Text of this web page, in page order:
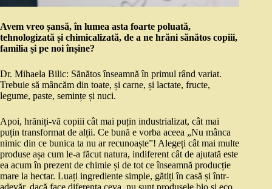
Avem vreo șansă, în lumea asta foarte poluată,
tehnologizată și chimicalizată, de a ne hrăni sănătos copiii,
familia și pe noi înșine?
Dr. Mihaela Bilic: Sănătos înseamnă în primul rând variat.
Trebuie să mâncăm din toate, și carne, și lactate, fructe,
legume, paste, semințe și nuci.
Apoi, hrăniți-vă copiii cât mai puțin industrializat, cât mai
puțin transformat de alții. Ce bună e vorba aceea „Nu mânca
nimic din ce bunica ta nu ar recunoaște”! Alegeți cât mai multe
produse așa cum le-a făcut natura, indiferent cât de ajutată este
ea acum în prezent de chimie și de tot ce înseamnă producție
mare la hectar. Luați ingrediente simple, gătiți în casă și într-
adevăr, dacă face diferența ceva, nu sunt produsele bio și eco,